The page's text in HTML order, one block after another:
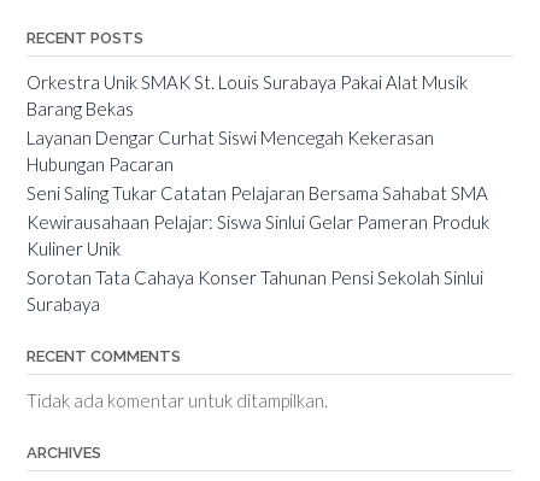
RECENT POSTS
Orkestra Unik SMAK St. Louis Surabaya Pakai Alat Musik
Barang Bekas
Layanan Dengar Curhat Siswi Mencegah Kekerasan
Hubungan Pacaran
Seni Saling Tukar Catatan Pelajaran Bersama Sahabat SMA
Kewirausahaan Pelajar: Siswa Sinlui Gelar Pameran Produk
Kuliner Unik
Sorotan Tata Cahaya Konser Tahunan Pensi Sekolah Sinlui
Surabaya
RECENT COMMENTS
Tidak ada komentar untuk ditampilkan.
ARCHIVES